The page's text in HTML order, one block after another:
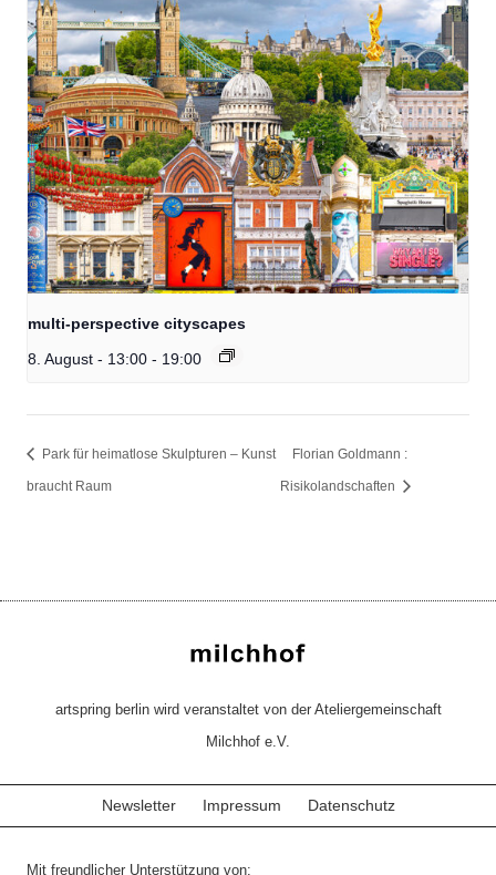
multi-perspective cityscapes
8. August - 13:00 - 19:00
Park für heimatlose Skulpturen – Kunst
braucht Raum
Florian Goldmann :
Risikolandschaften
artspring berlin wird veranstaltet von der Ateliergemeinschaft
Milchhof e.V.
Newsletter Impressum Datenschutz
Mit freundlicher Unterstützung von: